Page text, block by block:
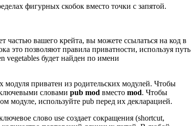
фигурных скобок вместо точки с запятой.
частью вашего крейта, вы можете ссылаться на код в
это позволяют правила приватности, используя путь
vegetables будет найден по имени
модуля приватен из родительских модулей. Чтобы
словами pub mod вместо mod. Чтобы
модуле, используйте pub перед их декларацией.
слово use создает сокращения (shortcut,